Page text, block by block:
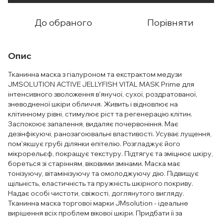
До обраного Порівняти
Опис
Тканинна маска з гіалуроном та екстрактом медузи
JMSOLUTION ACTIVE JELLYFISH VITAL MASK Prime для
інтенсивного зволоження в'янучої, сухої, роздратованої,
зневодненої шкіри обличчя. Живить і відновлює на
клітинному рівні, стимулює ріст та регенерацію клітин.
Заспокоює запалення, видаляє почервоніння. Має
дезінфікуючі, ранозагоювальні властивості. Усуває лущення,
пом'якшує грубі ділянки епітелію. Розгладжує його
мікрорельєф, покращує текстуру. Підтягує та зміцнює шкіру,
бореться зі старінням, віковими змінами. Маска має
тонізуючу, вітамінізуючу та омолоджуючу дію. Підвищує
щільність, еластичність та пружність шкірного покриву.
Надає особі чистоти, свіжості, доглянутого вигляду.
Тканинна маска торгової марки JMsolution - ідеальне
вирішення всіх проблем вікової шкіри. Придбати її за